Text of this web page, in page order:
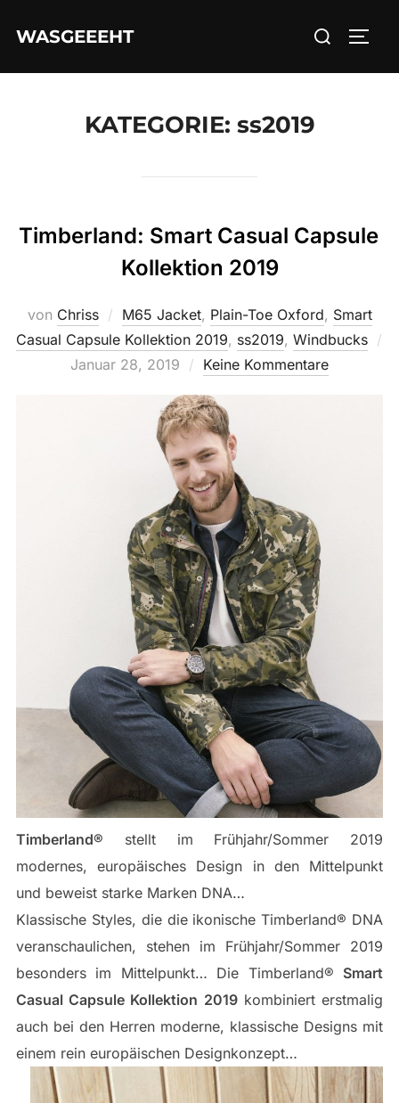
InhaltWASGEEEHT
Suchen
KATEGORIE: ss2019
Timberland: Smart Casual Capsule
Kollektion 2019
von Chriss M65 Jacket, Plain-Toe Oxford, Smart
Casual Capsule Kollektion 2019, ss2019, Windbucks
Veröffentlicht
Januar 28, 2019 Keine Kommentare
Timberland® stellt im Frühjahr/Sommer 2019
modernes, europäisches Design in den Mittelpunkt
und beweist starke Marken DNA…
Klassische Styles, die die ikonische Timberland® DNA
veranschaulichen, stehen im Frühjahr/Sommer 2019
besonders im Mittelpunkt… Die Timberland® Smart
Casual Capsule Kollektion 2019kombiniert erstmalig
auch bei den Herren moderne, klassische Designs mit
einem rein europäischen Designkonzept…